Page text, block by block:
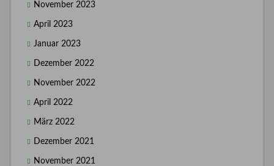
November 2023
April 2023
Januar 2023
Dezember 2022
November 2022
April 2022
März 2022
Dezember 2021
November 2021